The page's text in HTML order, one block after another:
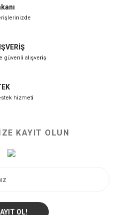
güvenli alışveriş
hizmeti
KAYIT OLUN
OL!